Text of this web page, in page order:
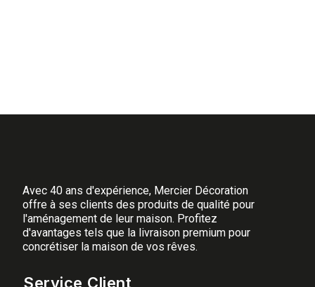
Table Basse en Souche de
absolument fascinant. 🌳
✨Une Sculpture Naturelle au Cœur de
Chaque table est une œuvre d’art vivante. Le travail
Avec 40 ans d'expérience, Mercier Décoration
offre à ses clients des produits de qualité pour
l'aménagement de leur maison. Profitez
d'avantages tels que la livraison premium pour
concrétiser la maison de vos rêves.
Service Client